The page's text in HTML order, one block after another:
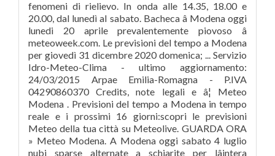
fenomeni di rielievo. In onda alle 14.35, 18.00 e
20.00, dal lunedì al sabato. Bacheca â Modena oggi
lunedi 20 aprile prevalentemente piovoso â
meteoweek.com. Le previsioni del tempo a Modena
per giovedì 31 dicembre 2020 domenica; ... Servizio
Idro-Meteo-Clima - ultimo aggiornamento:
24/03/2015 Arpae Emilia-Romagna - P.IVA
04290860370 Credits, note legali e â¦ Meteo
Modena . Previsioni del tempo a Modena in tempo
reale e i prossimi 16 giorni:scopri le previsioni
Meteo della tua città su Meteolive. GUARDA ORA
» Meteo Modena. A Modena oggi sabato 4 luglio
nubi sparse alternate a schiarite per lâintera